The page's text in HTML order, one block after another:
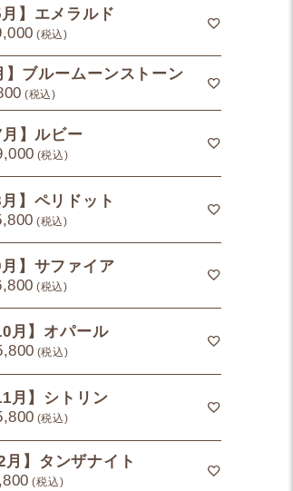
月】エメラルド
税込
】ブルームーンストーン
税込
月】ルビー
税込
月】ペリドット
税込
月】サファイア
税込
月】オパール
税込
月】シトリン
税込
月】タンザナイト
税込